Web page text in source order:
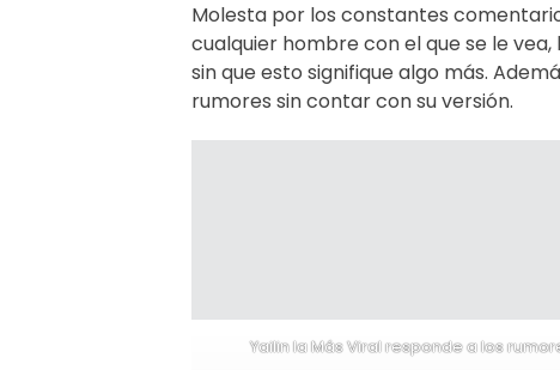
Molesta por los constantes
cualquier hombre con el que se le
sin que esto signifique algo más.
rumores sin contar con su versión.
Yailin la Más Viral responde a los